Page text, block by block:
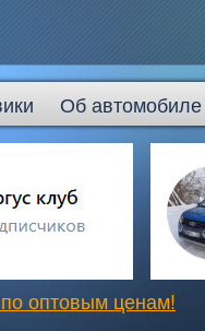
Об автомобиле
оптовым ценам!